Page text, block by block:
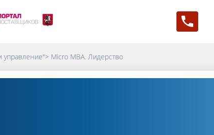
управление"> Micro MBA. Лидерство